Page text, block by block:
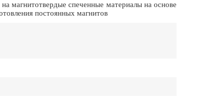
магнитотвердые спеченные материалы на основе
постоянных магнитов